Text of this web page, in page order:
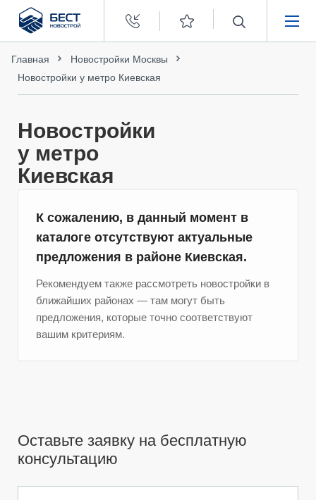
Бест
Новострой
НЕДВИЖИМОСТЬ
ПОКУПАТЕЛЯМ
ЗАСТРОЙЩИКАМ
О КОМПАНИИ
Главная
Новостройки Москвы
Новостройки у метро Киевская
Новостройки
у метро
Киевская
К сожалению, в данный момент в
каталоге отсутствуют актуальные
предложения в районе Киевская.
Рекомендуем также рассмотреть новостройки в
ближайших районах — там могут быть
предложения, которые точно соответствуют
вашим критериям.
Оставьте заявку на бесплатную
консультацию